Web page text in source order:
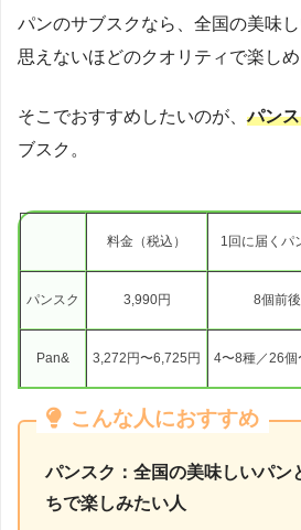
パンのサブスクなら、全国の美味
思えないほどのクオリティで楽しめ
そこでおすすめしたいのが、パン
ブスク。
料金（税込） 1回に届くパ
パンスク 3,990円 8個前後
Pan& 3,272円〜6,725円 4〜8種／26個
こんな人におすすめ
パンスク：全国の美味しいパン
ちで楽しみたい人